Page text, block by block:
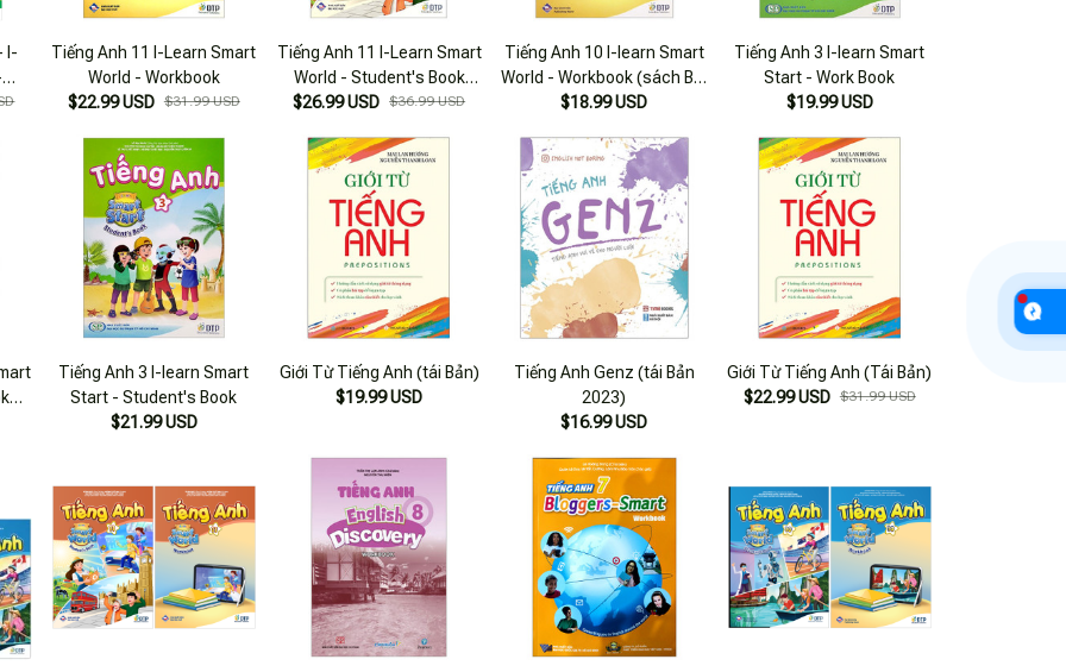
I-
Tiếng Anh 11 I-Learn Smart
World - Workbook
$22.99 USD $31.99 USD
Tiếng Anh 11 I-Learn Smart
World - Student's Book
(2023)
$26.99 USD $36.99 USD
Tiếng Anh 10 I-learn Smart
World - Workbook (sách Bài
Tập)
$18.99 USD
Tiếng Anh 3 I-learn Smart
Start - Work Book
$19.99 USD
Tiếng Anh 3 I-learn Smart
Start - Student's Book
$21.99 USD
Giới Từ Tiếng Anh (tái Bản)
$19.99 USD
Tiếng Anh Genz (tái Bản
2023)
$16.99 USD
Giới Từ Tiếng Anh (Tái Bản)
$22.99 USD $31.99 USD